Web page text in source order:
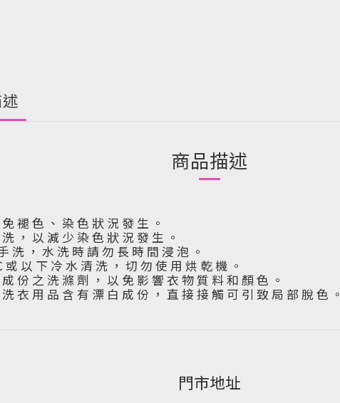
商品描述
褪 色 、 染 色 狀 況 發 生 。
， 以 減 少 染 色 狀 況 發 生 。
洗 ， 水 洗 時 請 勿 長 時 間 浸 泡 。
以 下 冷 水 清 洗 ， 切 勿 使 用 烘 乾 機 。
份 之 洗 滌 劑 ， 以 免 影 響 衣 物 質 料 和 顏 色 。
衣 用 品 含 有 漂 白 成 份 ， 直 接 接 觸 可 引 致 局 部 脫 色 。
門市地址